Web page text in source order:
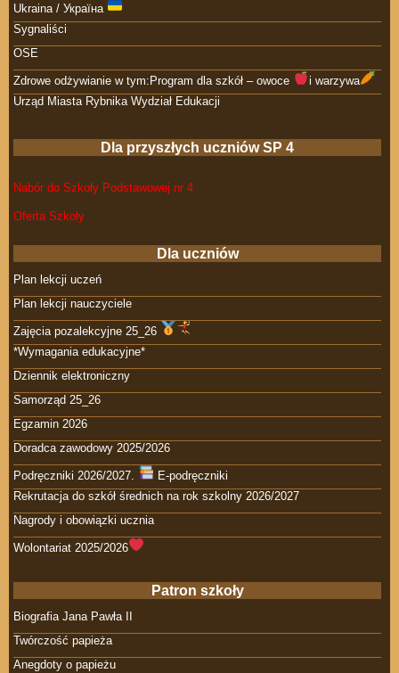
Ukraina / Україна
Sygnaliści
OSE
Zdrowe odżywianie w tym:Program dla szkół – owoce
i warzywa
Urząd Miasta Rybnika Wydział Edukacji
Dla przyszłych uczniów SP 4
Nabór do Szkoły Podstawowej nr 4
Oferta Szkoły
Dla uczniów
Plan lekcji uczeń
Plan lekcji nauczyciele
Zajęcia pozalekcyjne 25_26
*Wymagania edukacyjne*
Dziennik elektroniczny
Samorząd 25_26
Egzamin 2026
Doradca zawodowy 2025/2026
Podręczniki 2026/2027.
E-podręczniki
Rekrutacja do szkół średnich na rok szkolny 2026/2027
Nagrody i obowiązki ucznia
Wolontariat 2025/2026
Patron szkoły
Biografia Jana Pawła II
Twórczość papieża
Anegdoty o papieżu